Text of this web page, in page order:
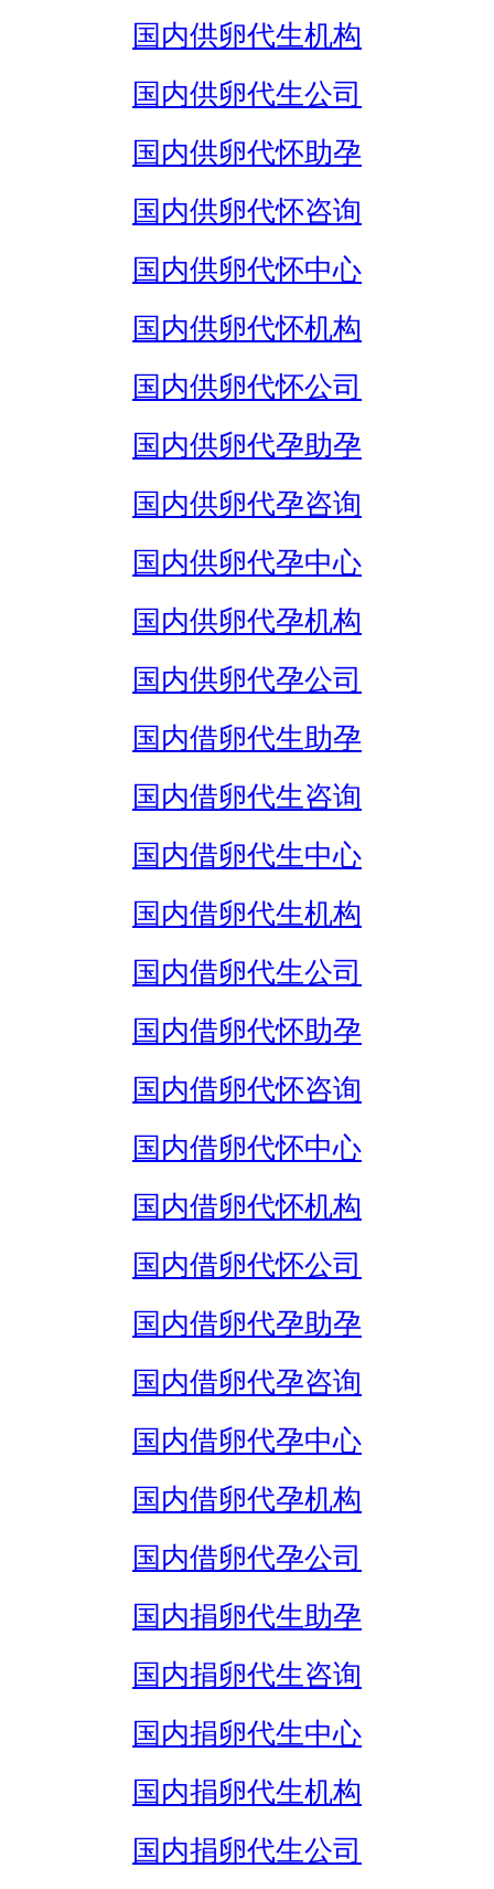
国内供卵代生机构
国内供卵代生公司
国内供卵代怀助孕
国内供卵代怀咨询
国内供卵代怀中心
国内供卵代怀机构
国内供卵代怀公司
国内供卵代孕助孕
国内供卵代孕咨询
国内供卵代孕中心
国内供卵代孕机构
国内供卵代孕公司
国内借卵代生助孕
国内借卵代生咨询
国内借卵代生中心
国内借卵代生机构
国内借卵代生公司
国内借卵代怀助孕
国内借卵代怀咨询
国内借卵代怀中心
国内借卵代怀机构
国内借卵代怀公司
国内借卵代孕助孕
国内借卵代孕咨询
国内借卵代孕中心
国内借卵代孕机构
国内借卵代孕公司
国内捐卵代生助孕
国内捐卵代生咨询
国内捐卵代生中心
国内捐卵代生机构
国内捐卵代生公司